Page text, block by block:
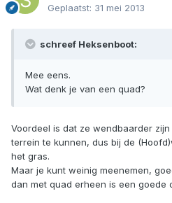
Geplaatst: 31 mei 2013
schreef Heksenboot:
Mee eens.
Wat denk je van een quad?
Voordeel is dat ze wendbaarder
terrein te kunnen, dus bij de
het gras.
Maar je kunt weinig meenemen,
dan met quad erheen is een goede